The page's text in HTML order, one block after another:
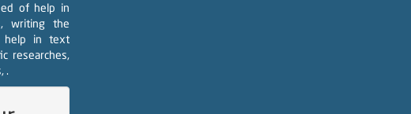
of help in
writing the
help in text
researches,
.